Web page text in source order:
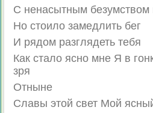
С ненасытным безумством
Но стоило замедлить бег
И рядом разглядеть тебя
Как стало ясно мне Я в
зря
Отныне
Славы этой свет Мой